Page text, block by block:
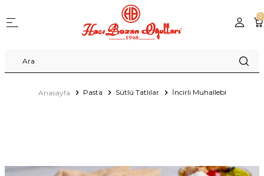
0
Anasayfa Pasta Sütlü Tatlılar İncirli Muhallebi